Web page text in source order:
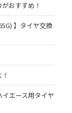
おすすめ！
】タイヤ交換
エース用タイヤ